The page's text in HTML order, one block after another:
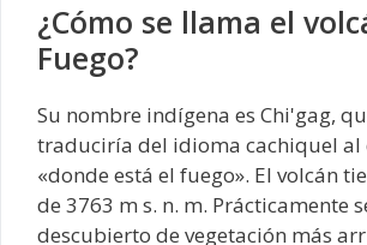
¿Cómo se llama el
Fuego?
Su nombre indígena es Chi'gag,
traduciría del idioma cachiquel al
«donde está el fuego». El volcán
de 3763 m s. n. m. Prácticamente
descubierto de vegetación más